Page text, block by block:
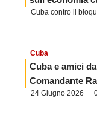
Cuba contro il
Cuba
Cuba e amici
Comandante
24 Giugno 2026